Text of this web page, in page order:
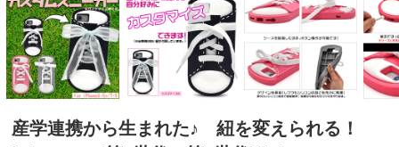
産学連携から生まれた♪ 紐を変えられる！